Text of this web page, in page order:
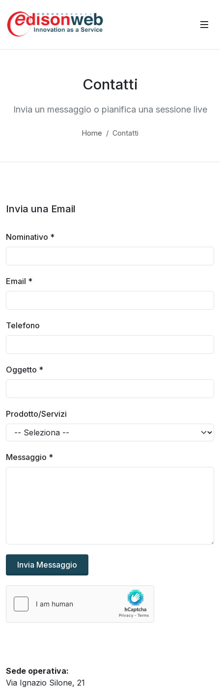
Contatti
Invia un messaggio o pianifica una sessione live
Home Contatti
Invia una Email
Nominativo *
Email *
Telefono
Oggetto *
Prodotto/Servizi
Messaggio *
Invia Messaggio
Sede operativa:
Via Ignazio Silone, 21